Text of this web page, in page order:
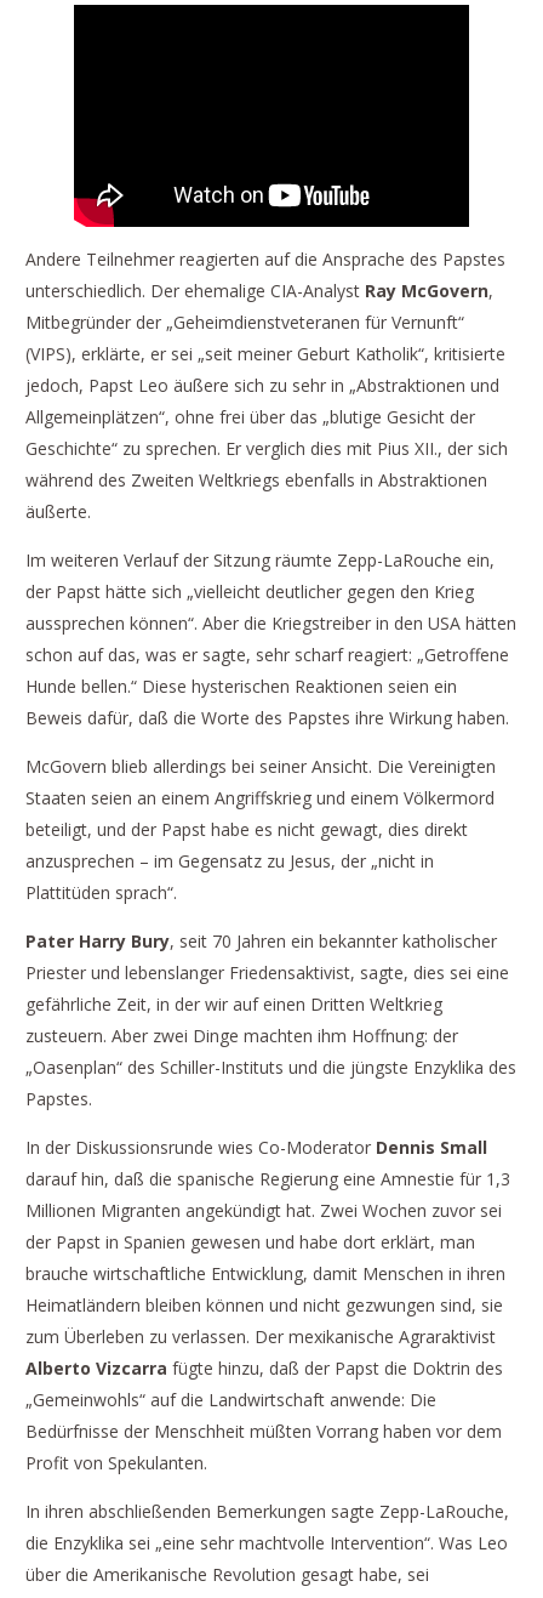
Andere Teilnehmer reagierten auf die Ansprache des Papstes
unterschiedlich. Der ehemalige CIA-Analyst Ray McGovern,
Mitbegründer der „Geheimdienstveteranen für Vernunft“
(VIPS), erklärte, er sei „seit meiner Geburt Katholik“, kritisierte
jedoch, Papst Leo äußere sich zu sehr in „Abstraktionen und
Allgemeinplätzen“, ohne frei über das „blutige Gesicht der
Geschichte“ zu sprechen. Er verglich dies mit Pius XII., der sich
während des Zweiten Weltkriegs ebenfalls in Abstraktionen
äußerte.
Im weiteren Verlauf der Sitzung räumte Zepp-LaRouche ein,
der Papst hätte sich „vielleicht deutlicher gegen den Krieg
aussprechen können“. Aber die Kriegstreiber in den USA hätten
schon auf das, was er sagte, sehr scharf reagiert: „Getroffene
Hunde bellen.“ Diese hysterischen Reaktionen seien ein
Beweis dafür, daß die Worte des Papstes ihre Wirkung haben.
McGovern blieb allerdings bei seiner Ansicht. Die Vereinigten
Staaten seien an einem Angriffskrieg und einem Völkermord
beteiligt, und der Papst habe es nicht gewagt, dies direkt
anzusprechen – im Gegensatz zu Jesus, der „nicht in
Plattitüden sprach“.
Pater Harry Bury, seit 70 Jahren ein bekannter katholischer
Priester und lebenslanger Friedensaktivist, sagte, dies sei eine
gefährliche Zeit, in der wir auf einen Dritten Weltkrieg
zusteuern. Aber zwei Dinge machten ihm Hoffnung: der
„Oasenplan“ des Schiller-Instituts und die jüngste Enzyklika des
Papstes.
In der Diskussionsrunde wies Co-Moderator Dennis Small
darauf hin, daß die spanische Regierung eine Amnestie für 1,3
Millionen Migranten angekündigt hat. Zwei Wochen zuvor sei
der Papst in Spanien gewesen und habe dort erklärt, man
brauche wirtschaftliche Entwicklung, damit Menschen in ihren
Heimatländern bleiben können und nicht gezwungen sind, sie
zum Überleben zu verlassen. Der mexikanische Agraraktivist
Alberto Vizcarra fügte hinzu, daß der Papst die Doktrin des
„Gemeinwohls“ auf die Landwirtschaft anwende: Die
Bedürfnisse der Menschheit müßten Vorrang haben vor dem
Profit von Spekulanten.
In ihren abschließenden Bemerkungen sagte Zepp-LaRouche,
die Enzyklika sei „eine sehr machtvolle Intervention“. Was Leo
über die Amerikanische Revolution gesagt habe, sei